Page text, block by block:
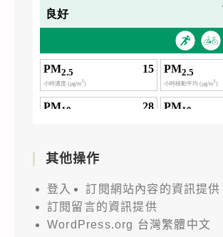
其他操作
登入
訂閱網站內容的資訊提供
訂閱留言的資訊提供
WordPress.org 台灣繁體中文